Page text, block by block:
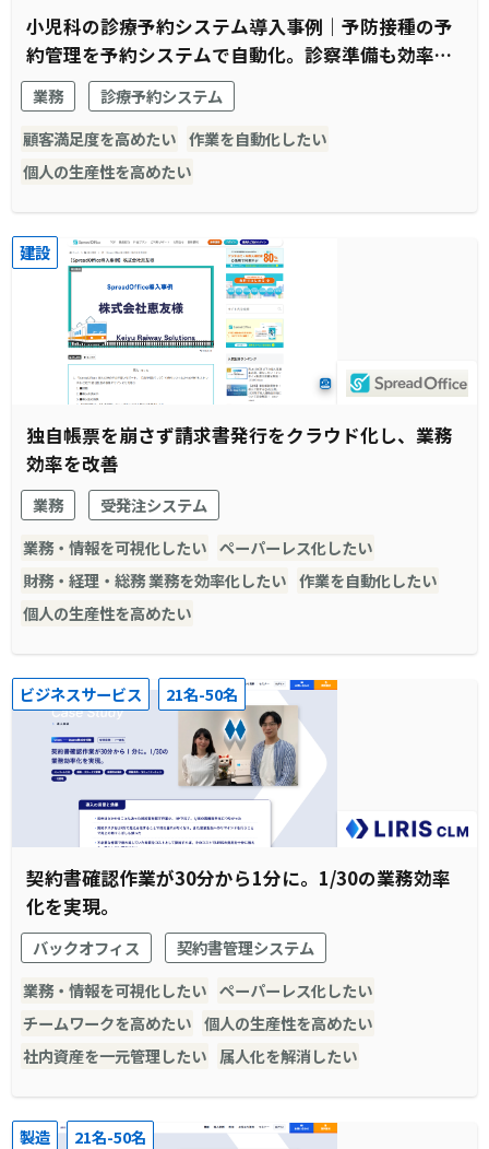
小児科の診療予約システム導入事例｜予防接種の予
約管理を予約システムで自動化。診察準備も効率化
され窓口受付業務全体がスムーズに。
業務
診療予約システム
顧客満足度を高めたい 作業を自動化したい
個人の生産性を高めたい
建設
独自帳票を崩さず請求書発行をクラウド化し、業務
効率を改善
業務
受発注システム
業務・情報を可視化したい ペーパーレス化したい
財務・経理・総務 業務を効率化したい 作業を自動化したい
個人の生産性を高めたい
ビジネスサービス 21名-50名
契約書確認作業が30分から1分に。1/30の業務効率
化を実現。
バックオフィス
契約書管理システム
業務・情報を可視化したい ペーパーレス化したい
チームワークを高めたい 個人の生産性を高めたい
社内資産を一元管理したい
属人化を解消したい
製造 21名-50名